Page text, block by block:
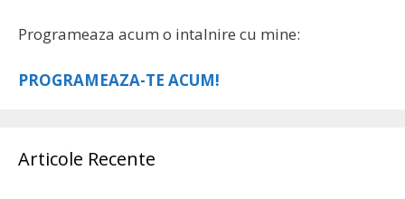
Programeaza acum o intalnire cu mine:
PROGRAMEAZA-TE ACUM!
Articole Recente